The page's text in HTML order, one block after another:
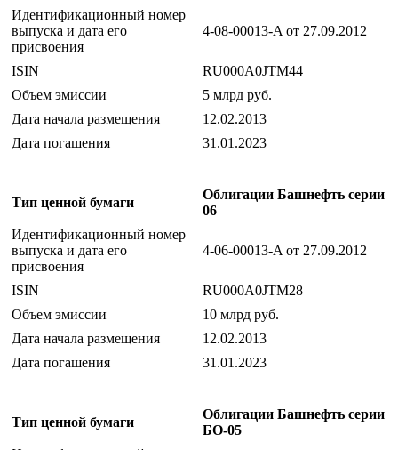
Идентификационный номер
выпуска и дата его
присвоения
4-08-00013-A от 27.09.2012
ISIN
RU000A0JTM44
Объем эмиссии
5 млрд руб.
Дата начала размещения
12.02.2013
Дата погашения
31.01.2023
Тип ценной бумаги
Облигации Башнефть серии
06
Идентификационный номер
выпуска и дата его
присвоения
4-06-00013-A от 27.09.2012
ISIN
RU000A0JTM28
Объем эмиссии
10 млрд руб.
Дата начала размещения
12.02.2013
Дата погашения
31.01.2023
Тип ценной бумаги
Облигации Башнефть серии
БО-05